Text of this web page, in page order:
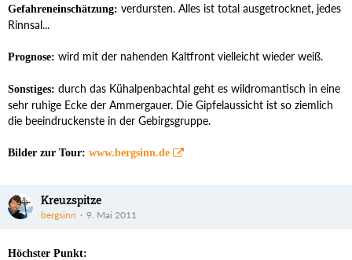
Gefahreneinschätzung: verdursten. Alles ist total ausgetrocknet, jedes
Rinnsal...
Prognose: wird mit der nahenden Kaltfront vielleicht wieder weiß.
Sonstiges: durch das Kühalpenbachtal geht es wildromantisch in eine
sehr ruhige Ecke der Ammergauer. Die Gipfelaussicht ist so ziemlich
die beeindruckenste in der Gebirgsgruppe.
Bilder zur Tour: www.bergsinn.de
Kreuzspitze
bergsinn 9. Mai 2011
Höchster Punkt: